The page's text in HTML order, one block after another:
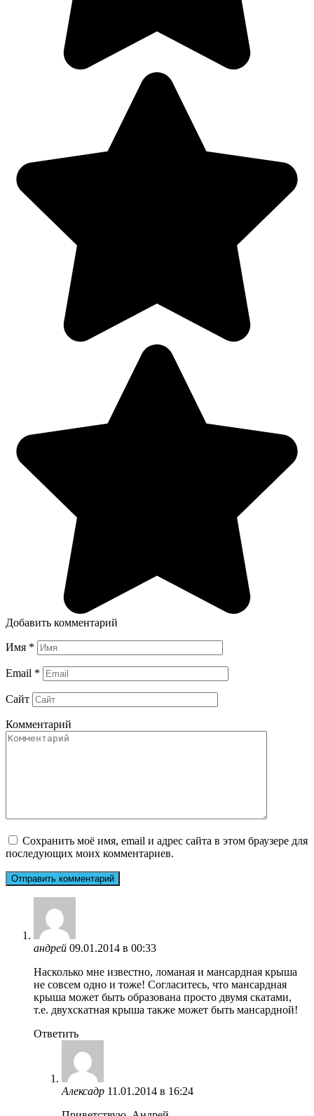
Добавить комментарий
Имя *
Email *
Сайт
Комментарий
Сохранить моё имя, email и адрес сайта в этом браузере для
последующих моих комментариев.
андрей 09.01.2014 в 00:33
Насколько мне известно, ломаная и мансардная крыша
не совсем одно и тоже! Согласитесь, что мансардная
крыша может быть образована просто двумя скатами,
т.е. двухскатная крыша также может быть мансардной!
Ответить
Алексадр 11.01.2014 в 16:24